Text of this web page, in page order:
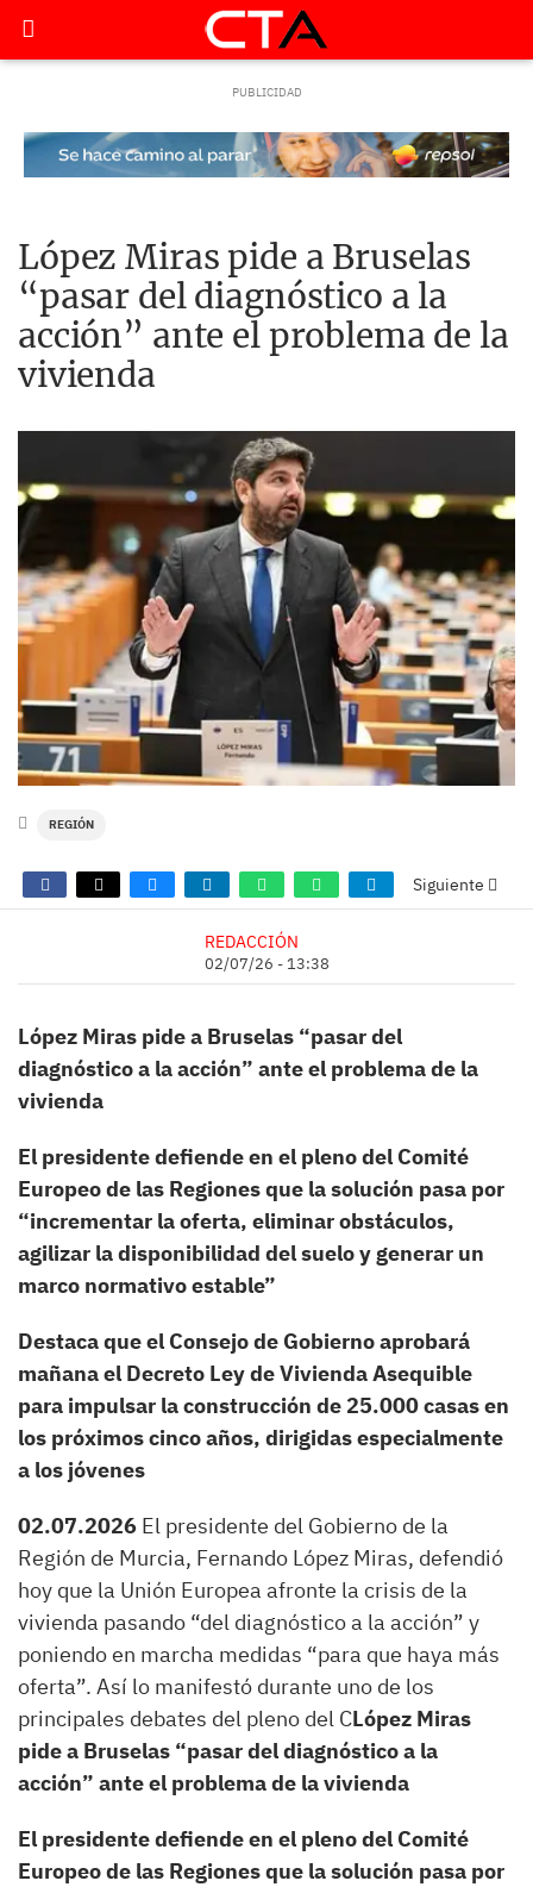
López Miras pide a Bruselas
“pasar del diagnóstico a la
acción” ante el problema de la
vivienda
REGIÓN
Siguiente
REDACCIÓN
02/07/26 - 13:38
López Miras pide a Bruselas “pasar del
diagnóstico a la acción” ante el problema de la
vivienda
El presidente defiende en el pleno del Comité
Europeo de las Regiones que la solución pasa por
“incrementar la oferta, eliminar obstáculos,
agilizar la disponibilidad del suelo y generar un
marco normativo estable”
Destaca que el Consejo de Gobierno aprobará
mañana el Decreto Ley de Vivienda Asequible
para impulsar la construcción de 25.000 casas en
los próximos cinco años, dirigidas especialmente
a los jóvenes
02.07.2026 El presidente del Gobierno de la
Región de Murcia, Fernando López Miras, defendió
hoy que la Unión Europea afronte la crisis de la
vivienda pasando “del diagnóstico a la acción” y
poniendo en marcha medidas “para que haya más
oferta”. Así lo manifestó durante uno de los
principales debates del pleno del CLópez Miras
pide a Bruselas “pasar del diagnóstico a la
acción” ante el problema de la vivienda
El presidente defiende en el pleno del Comité
Europeo de las Regiones que la solución pasa por